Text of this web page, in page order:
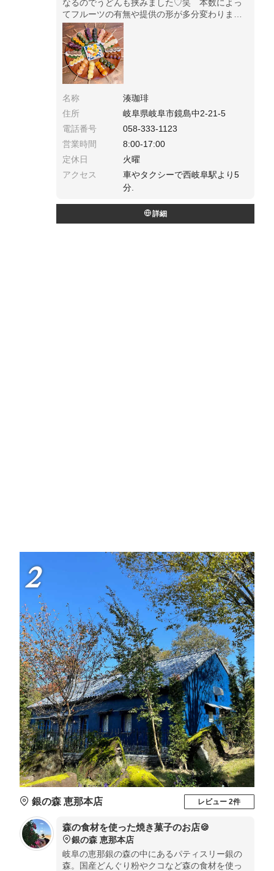
なるのでうどんも挟みました♡笑 本数によっ
てフルーツの有無や提供の形が多分変わりま
す！食べきれない分はテイクアウトしてお家で
🏠💕
名称
湊珈琲
住所
岐阜県岐阜市鏡島中2-21-5
電話番号
058-333-1123
営業時間
8:00-17:00
定休日
火曜
アクセス
車やタクシーで西岐阜駅より5
分.
詳細
2
銀の森 恵那本店 レビュー 2件
森の食材を使った焼き菓子のお店🍪
銀の森 恵那本店
岐阜の恵那銀の森の中にあるパティスリー銀の
森。国産どんぐり粉やクコなど森の食材を使っ